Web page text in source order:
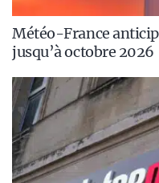
Météo-France
jusqu’à octobre 2026